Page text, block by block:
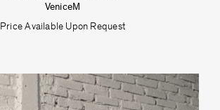
VeniceM
Price Available Upon Request